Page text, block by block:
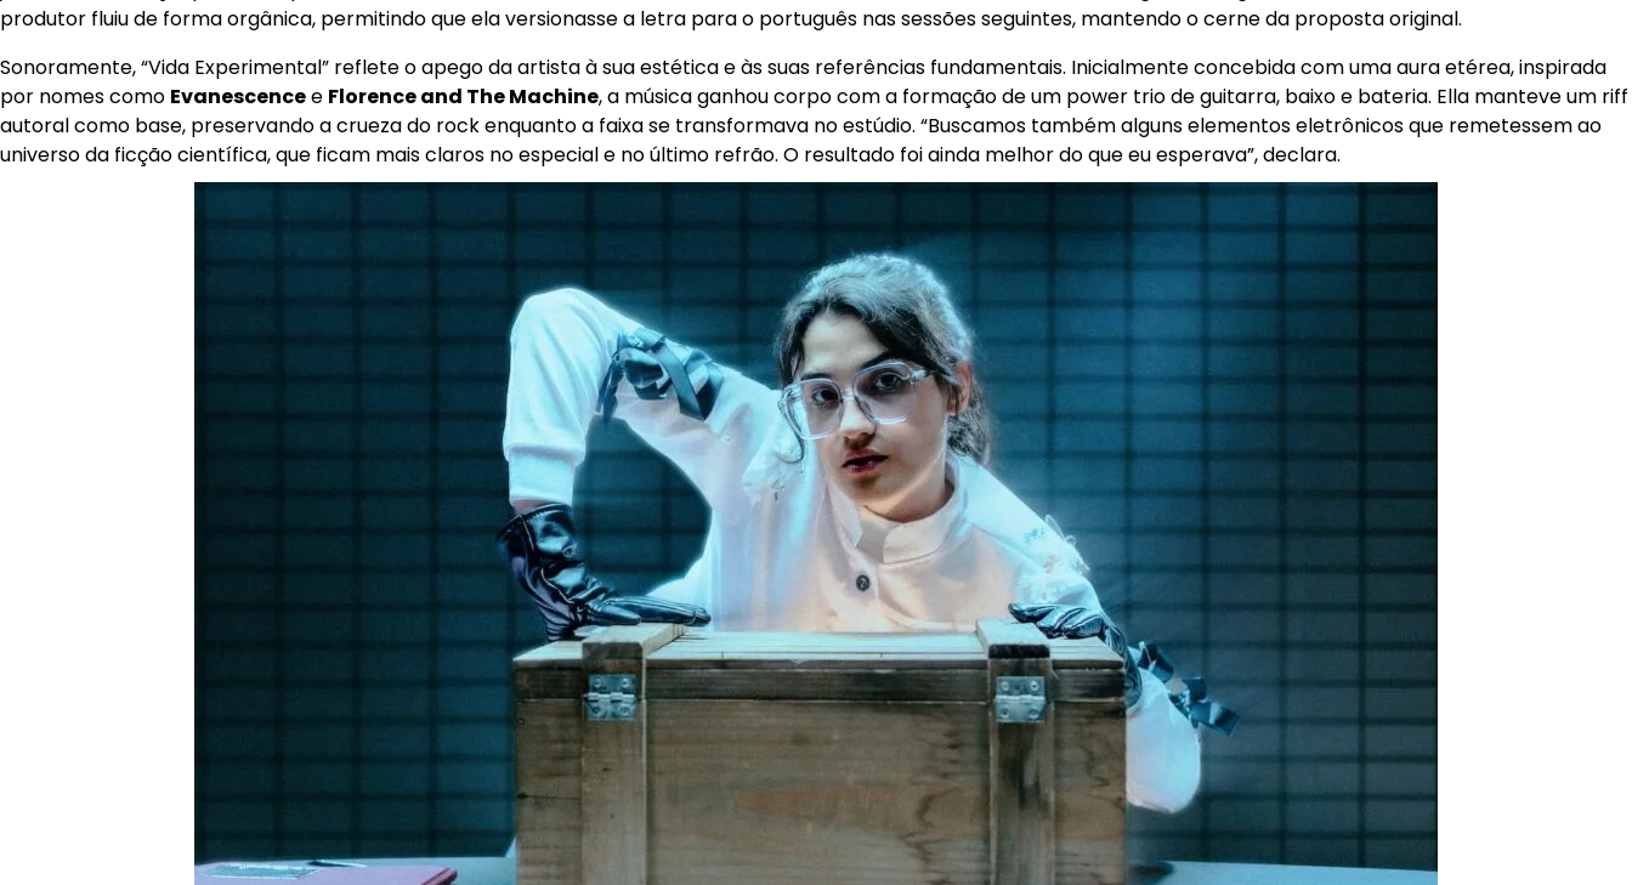
produtor fluiu de forma orgânica, permitindo que ela versionasse a letra para o português nas sessões seguintes, mantendo o cerne da proposta original.
Sonoramente, “Vida Experimental” reflete o apego da artista à sua estética e às suas referências fundamentais. Inicialmente concebida com uma aura etérea, inspirada
por nomes como Evanescencee Florence and The Machine, a música ganhou corpo com a formação de um power trio de guitarra, baixo e bateria. Ella manteve um riff
autoral como base, preservando a crueza do rock enquanto a faixa se transformava no estúdio. “Buscamos também alguns elementos eletrônicos que remetessem ao
universo da ficção científica, que ficam mais claros no especial e no último refrão. O resultado foi ainda melhor do que eu esperava”, declara.